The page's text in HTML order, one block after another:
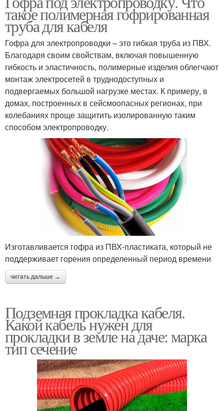
такое полимерная гофрированная
труба для кабеля
Гофра для электропроводки – это гибкая труба из ПВХ.
Благодаря своим свойствам, включая повышенную
гибкость и эластичность, полимерные изделия облегчают
монтаж электросетей в труднодоступных и
подвергаемых большой нагрузке местах. К примеру, в
домах, построенных в сейсмоопасных регионах, при
колебаниях проще защитить изолированную таким
способом электропроводку.
Изготавливается гофра из ПВХ-пластиката, который не
поддерживает горения определенный период времени
читать дальше →
Подземная прокладка кабеля.
Какой кабель нужен для
прокладки в земле на даче: марка
тип сечение